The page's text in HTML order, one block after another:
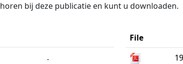
bij deze publicatie en kunt u downloaden.
.
File